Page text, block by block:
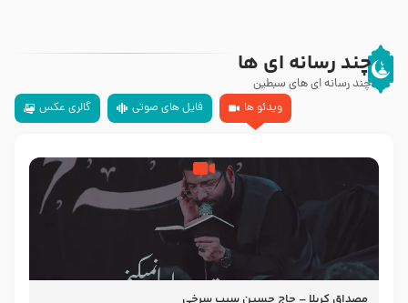
چند رسانه ای ها
چند رسانه ای های سبطین
ویدئو ها
فایل های صوتی گالری عکس
مصداق کربلا – حاج حسین سیب سرخی